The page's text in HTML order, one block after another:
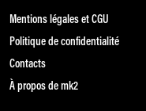
Mentions légales et CGU
Politique de confidentialité
Contacts
À propos de mk2